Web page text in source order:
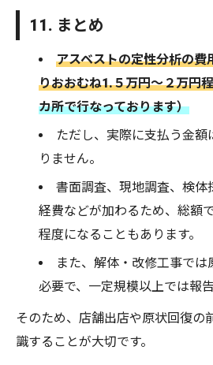
11. まとめ
アスベストの定性分析の費
りおおむね1.５万円～２万円
カ所で行なっております）
ただし、実際に支払う金
りません。
書面調査、現地調査、検体
経費などが加わるため、総額
程度になることもあります。
また、解体・改修工事で
必要で、一定規模以上では報
そのため、店舗出店や原状回復の
識することが大切です。